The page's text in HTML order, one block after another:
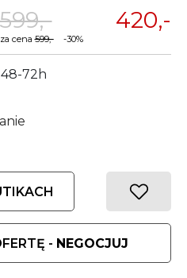
420,-
cena599,--30%
48-72h
- NEGOCJUJ